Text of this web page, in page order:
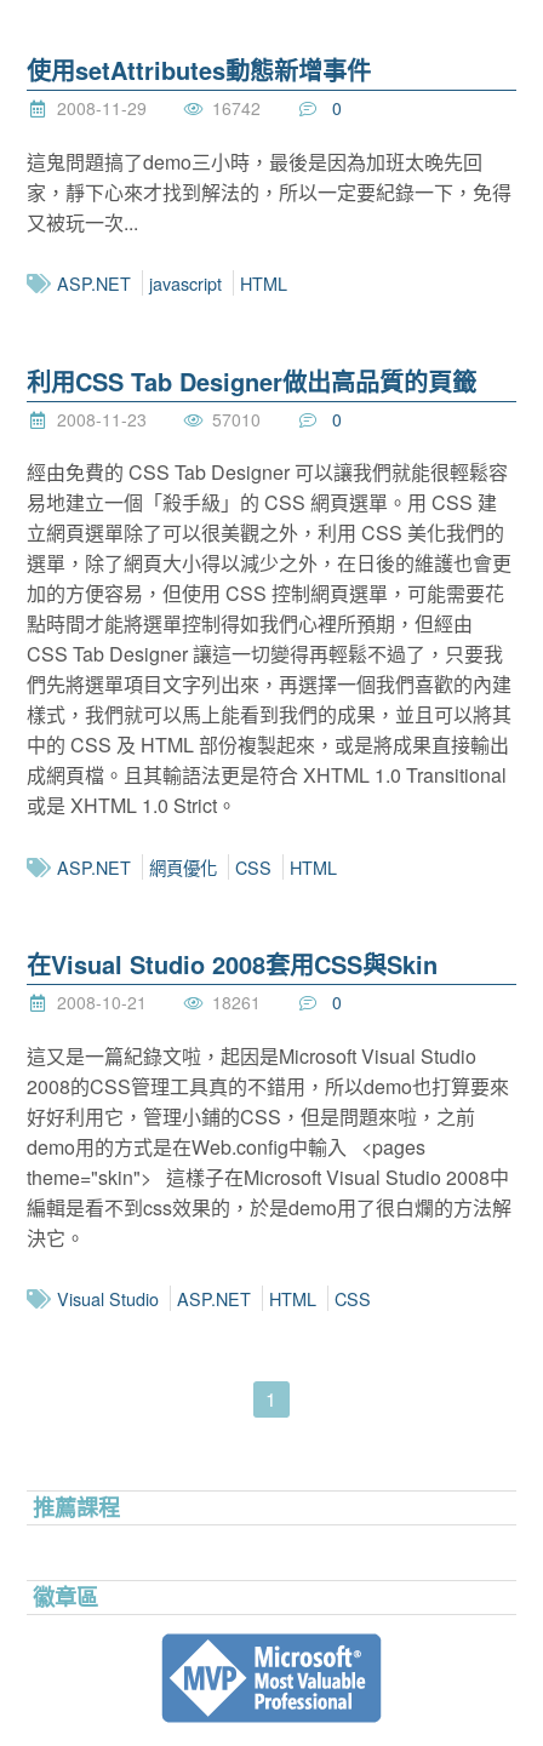
使用setAttributes動態新增事件
2008-11-29 16742 0
這鬼問題搞了demo三小時，最後是因為加班太晚先回
家，靜下心來才找到解法的，所以一定要紀錄一下，免得
又被玩一次...
ASP.NET javascript HTML
利用CSS Tab Designer做出高品質的頁籤
2008-11-23 57010 0
經由免費的 CSS Tab Designer 可以讓我們就能很輕鬆容
易地建立一個「殺手級」的 CSS 網頁選單。用 CSS 建
立網頁選單除了可以很美觀之外，利用 CSS 美化我們的
選單，除了網頁大小得以減少之外，在日後的維護也會更
加的方便容易，但使用 CSS 控制網頁選單，可能需要花
點時間才能將選單控制得如我們心裡所預期，但經由
CSS Tab Designer 讓這一切變得再輕鬆不過了，只要我
們先將選單項目文字列出來，再選擇一個我們喜歡的內建
樣式，我們就可以馬上能看到我們的成果，並且可以將其
中的 CSS 及 HTML 部份複製起來，或是將成果直接輸出
成網頁檔。且其輸語法更是符合 XHTML 1.0 Transitional
或是 XHTML 1.0 Strict。
ASP.NET 網頁優化 CSS HTML
在Visual Studio 2008套用CSS與Skin
2008-10-21 18261 0
這又是一篇紀錄文啦，起因是Microsoft Visual Studio
2008的CSS管理工具真的不錯用，所以demo也打算要來
好好利用它，管理小鋪的CSS，但是問題來啦，之前
demo用的方式是在Web.config中輸入 <pages
theme="skin"> 這樣子在Microsoft Visual Studio 2008中
編輯是看不到css效果的，於是demo用了很白爛的方法解
決它。
Visual Studio ASP.NET HTML CSS
1
推薦課程
徽章區